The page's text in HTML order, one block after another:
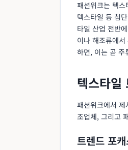
패션위크는 텍
텍스타일 등 첨
타일 산업 전반
이나 해조류에
하면, 이는 곧 주
텍스타일
패션위크에서
조업체, 그리고
트렌드 포